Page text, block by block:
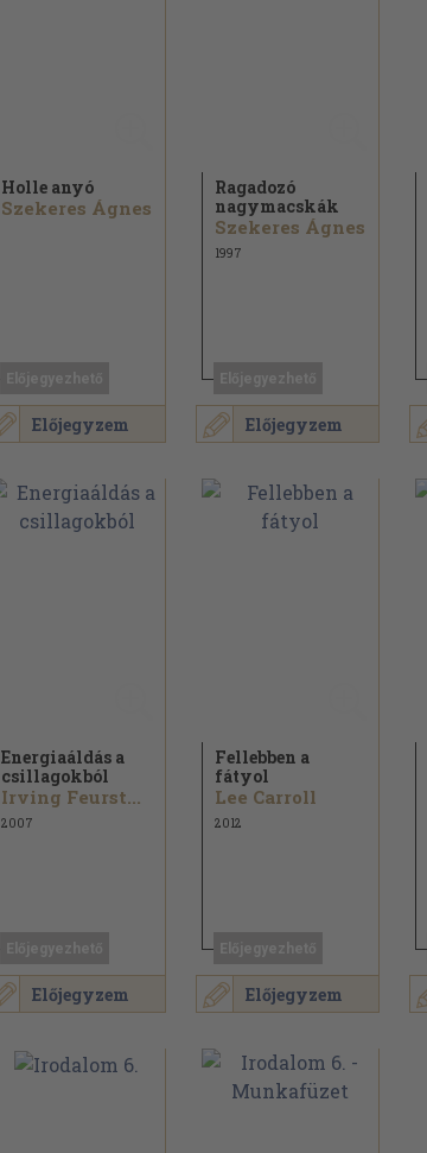
Előjegyzem
Holle anyó
Szekeres Ágnes
Előjegyzem
Ragadozó
nagymacskák
Szekeres Ágnes
1997
Előjegyzem
Energiaáldás a
csillagokból
Irving Feurst...
2007
Előjegyzem
Fellebben a
fátyol
Lee Carroll
2012